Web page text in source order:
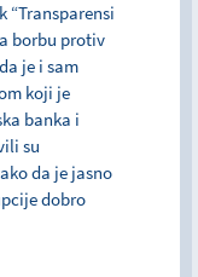
“Transparensi
borbu protiv
je i sam
koji je
banka i
su
da je jasno
dobro